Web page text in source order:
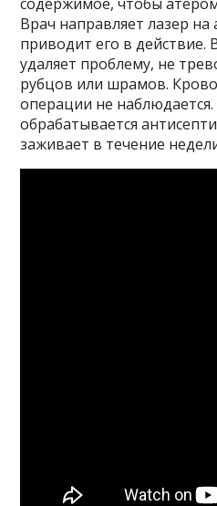
Врач направляет лазер на
приводит его в действие.
удаляет проблему, не
рубцов или шрамов.
операции не
обрабатывается
заживает в течение